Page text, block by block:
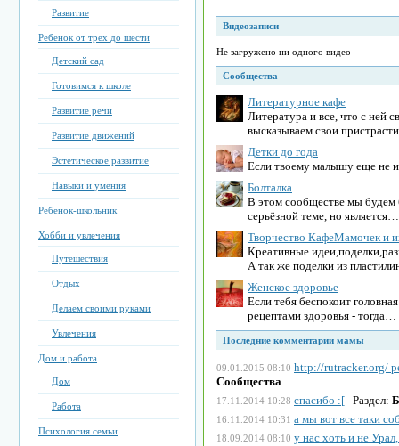
Развитие
Ребенок от трех до шести
Детский сад
Готовимся к школе
Развитие речи
Развитие движений
Эстетическое развитие
Навыки и умения
Ребенок-школьник
Хобби и увлечения
Путешествия
Отдых
Делаем своими руками
Увлечения
Дом и работа
Дом
Работа
Психология семьи
Видеозаписи
Не загружено ни одного видео
Сообщества
Литературное кафе
Литература и все, что с ней
высказываем свои
Детки до года
Если твоему малышу еще не
Болталка
В этом сообществе мы будем
серьёзной теме, но является…
Творчество КафеМамочек и
Креативные
А так же поделки из
Женское здоровье
Если тебя беспокоит
рецептами здоровья - тогда…
Последние комментарии мамы
09.01.2015 08:10 http://rutracker.org/
Сообщества
17.11.2014 10:28 спасибо :[ Раздел:
16.11.2014 10:31 а мы вот все таки
18.09.2014 08:10 у нас хоть и не